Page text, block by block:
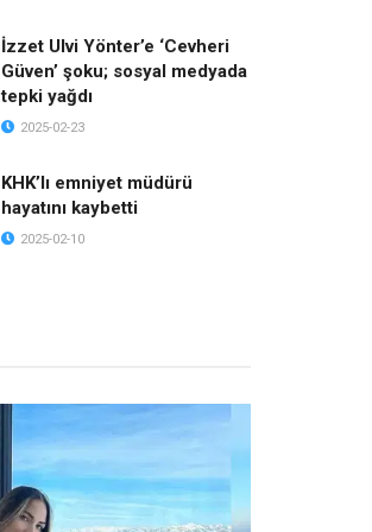
İzzet Ulvi Yönter’e ‘Cevheri
Güven’ şoku; sosyal medyada
tepki yağdı
2025-02-23
KHK’lı emniyet müdürü
hayatını kaybetti
2025-02-10